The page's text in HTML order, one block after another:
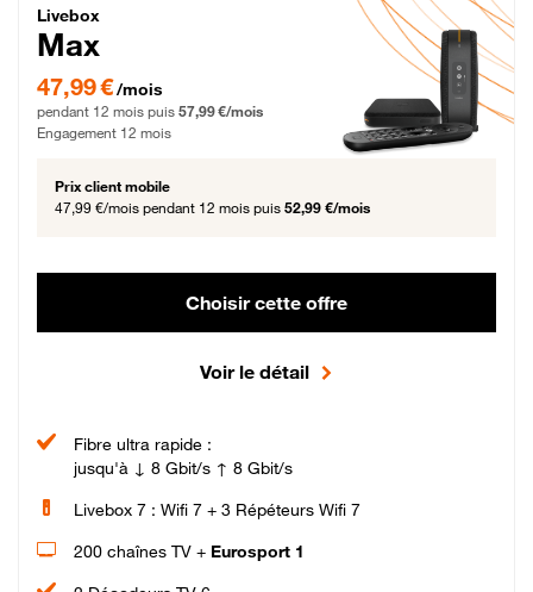
Livebox Max Fibre
Livebox
Max
47,99 € par mois pendant 12 mois puis 57,99 € par mois, Engagement 12 mois
47,99 €/mois
pendant 12 mois puis 57,99 €/mois
Engagement 12 mois
Prix client mobile
47,99 €/mois pendant 12 mois puis 52,99 €/mois
Choisir cette offre
Voir le détail
Fibre ultra rapide :
jusqu'à ↓ 8 Gbit/s ↑ 8 Gbit/s
Livebox 7 : Wifi 7 + 3 Répéteurs Wifi 7
200 chaînes TV + Eurosport 1